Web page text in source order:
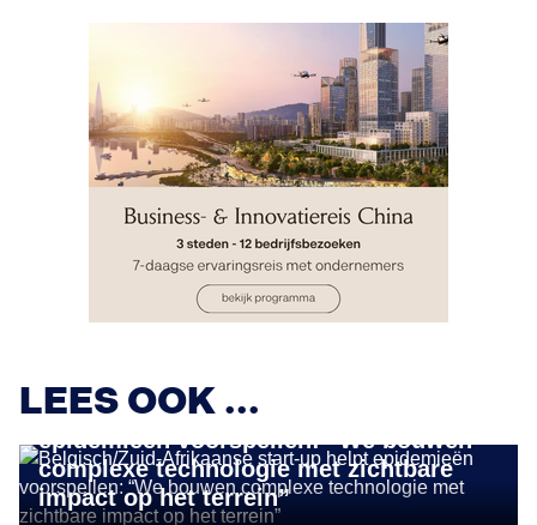
LEES OOK ...
Belgisch/Zuid-Afrikaanse start-up helpt
epidemieën voorspellen: “We bouwen
complexe technologie met zichtbare
impact op het terrein”
IMPACT ONDERNEMEN